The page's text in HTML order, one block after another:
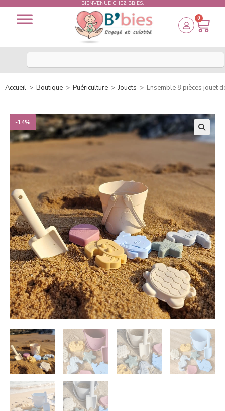
BIENVENUE CHEZ BBIES.
0
Accueil > Boutique > Puériculture > Jouets > Ensemble 8 pièces jouet
-14%